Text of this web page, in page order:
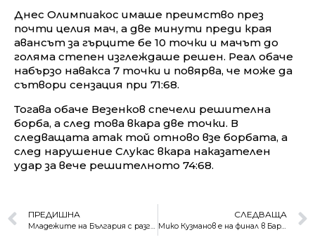
Днес Олимпиакос имаше преимство през
почти целия мач, а две минути преди края
авансът за гърците бе 10 точки и мачът до
голяма степен изглеждаше решен. Реал обаче
набързо навакса 7 точки и повярва, че може да
сътвори сензация при 71:68.
Тогава обаче Везенков спечели решителна
борба, а след това вкара две точки. В
следващата атак той отново взе борбата, а
след нарушение Слукас вкара наказателен
удар за вече решителното 74:68.
ПРЕДИШНА
Младежите на България с разгромна победа над Гибралтар
СЛЕДВАЩА
Мико Кузманов е на финал в Барселона